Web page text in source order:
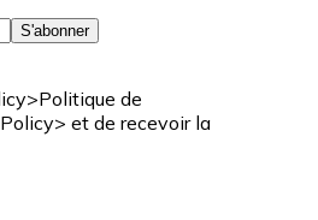
S'abonner
de
et de recevoir la